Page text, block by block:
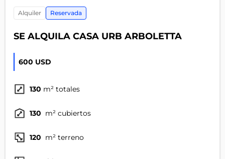
alquiler Reservada
SE ALQUILA CASA URB ARBOLETTA
600 USD
130 m² totales
130 m² cubiertos
120 m² terreno